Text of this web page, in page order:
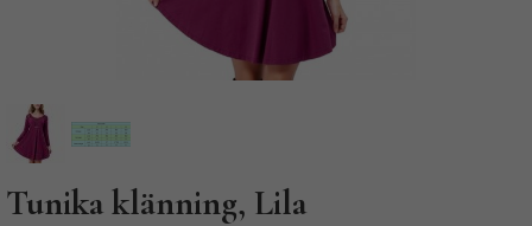
Tunika klänning, Lila